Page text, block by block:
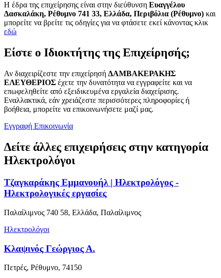
H έδρα της επιχείρησης είναι στην διεύθυνση Ευαγγέλου
Δασκαλάκη, Ρέθυμνο 741 33, Ελλάδα, Περιβόλια (Ρέθυμνο) και
μπορείτε να βρείτε τις οδηγίες για να φτάσετε εκεί κάνοντας κλικ
εδώ
Είστε ο Ιδιοκτήτης της Επιχείρησής;
Αν διαχειρίζεστε την επιχείρησή ΔΑΜΒΑΚΕΡΑΚΗΣ
ΕΛΕΥΘΕΡΙΟΣ έχετε την δυνατότητα να εγγραφείτε και να
επωφεληθείτε από εξειδικευμένα εργαλεία διαχείρισης.
Εναλλακτικά, εάν χρειάζεστε περισσότερες πληροφορίες ή
βοήθεια, μπορείτε να επικοινωνήσετε μαζί μας.
Εγγραφή Επικοινωνία
Δείτε άλλες επιχειρήσεις στην κατηγορία
Ηλεκτρολόγοι
Τζαγκαράκης Εμμανουήλ | Ηλεκτρολόγος -
Ηλεκτρολογικές εργασίες
Παλαίλιμνος 740 58, Ελλάδα, Παλαίλιμνος
Ηλεκτρολόγοι
Κλαψινός Γεώργιος Α.
Πετρές, Ρέθυμνο, 74150